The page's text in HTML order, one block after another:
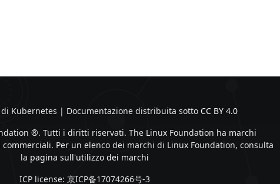
Kubernetes | Documentazione distribuita sotto CC BY 4.0
®. Tutti i diritti riservati. The Linux Foundation ha marchi
Per un elenco dei marchi di Linux Foundation, consulta
la pagina sull'utilizzo dei marchi
ICP license: 京ICP备17074266号-3